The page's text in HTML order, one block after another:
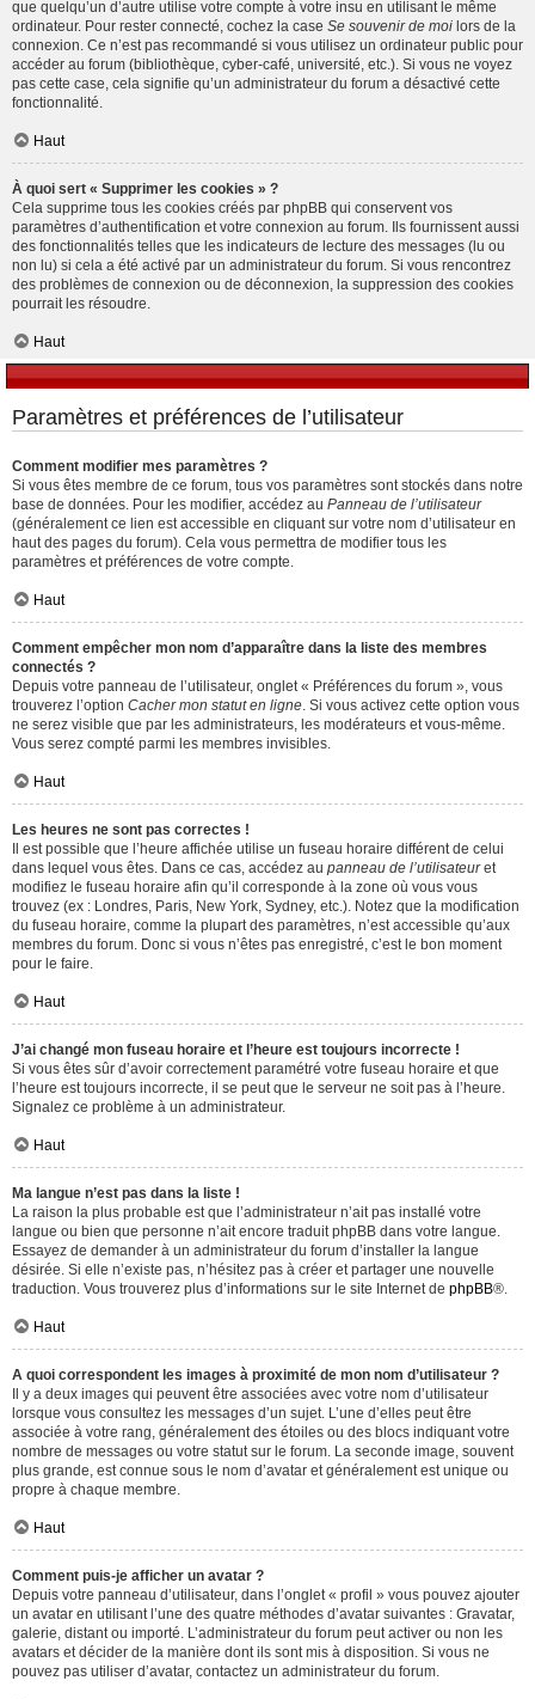
que quelqu’un d’autre utilise votre compte à votre insu en utilisant le même
ordinateur. Pour rester connecté, cochez la case Se souvenir de moi lors de la
connexion. Ce n’est pas recommandé si vous utilisez un ordinateur public pour
accéder au forum (bibliothèque, cyber-café, université, etc.). Si vous ne voyez
pas cette case, cela signifie qu’un administrateur du forum a désactivé cette
fonctionnalité.
Haut
À quoi sert « Supprimer les cookies » ?
Cela supprime tous les cookies créés par phpBB qui conservent vos
paramètres d’authentification et votre connexion au forum. Ils fournissent aussi
des fonctionnalités telles que les indicateurs de lecture des messages (lu ou
non lu) si cela a été activé par un administrateur du forum. Si vous rencontrez
des problèmes de connexion ou de déconnexion, la suppression des cookies
pourrait les résoudre.
Haut
Paramètres et préférences de l’utilisateur
Comment modifier mes paramètres ?
Si vous êtes membre de ce forum, tous vos paramètres sont stockés dans notre
base de données. Pour les modifier, accédez au Panneau de l’utilisateur
(généralement ce lien est accessible en cliquant sur votre nom d’utilisateur en
haut des pages du forum). Cela vous permettra de modifier tous les
paramètres et préférences de votre compte.
Haut
Comment empêcher mon nom d’apparaître dans la liste des membres
connectés ?
Depuis votre panneau de l’utilisateur, onglet « Préférences du forum », vous
trouverez l’option Cacher mon statut en ligne . Si vous activez cette option vous
ne serez visible que par les administrateurs, les modérateurs et vous-même.
Vous serez compté parmi les membres invisibles.
Haut
Les heures ne sont pas correctes !
Il est possible que l’heure affichée utilise un fuseau horaire différent de celui
dans lequel vous êtes. Dans ce cas, accédez au panneau de l’utilisateuret
modifiez le fuseau horaire afin qu’il corresponde à la zone où vous vous
trouvez (ex : Londres, Paris, New York, Sydney, etc.). Notez que la modification
du fuseau horaire, comme la plupart des paramètres, n’est accessible qu’aux
membres du forum. Donc si vous n’êtes pas enregistré, c’est le bon moment
pour le faire.
Haut
J’ai changé mon fuseau horaire et l’heure est toujours incorrecte !
Si vous êtes sûr d’avoir correctement paramétré votre fuseau horaire et que
l’heure est toujours incorrecte, il se peut que le serveur ne soit pas à l’heure.
Signalez ce problème à un administrateur.
Haut
Ma langue n’est pas dans la liste !
La raison la plus probable est que l’administrateur n’ait pas installé votre
langue ou bien que personne n’ait encore traduit phpBB dans votre langue.
Essayez de demander à un administrateur du forum d’installer la langue
désirée. Si elle n’existe pas, n’hésitez pas à créer et partager une nouvelle
traduction. Vous trouverez plus d’informations sur le site Internet de phpBB®.
Haut
A quoi correspondent les images à proximité de mon nom d’utilisateur ?
Il y a deux images qui peuvent être associées avec votre nom d’utilisateur
lorsque vous consultez les messages d’un sujet. L’une d’elles peut être
associée à votre rang, généralement des étoiles ou des blocs indiquant votre
nombre de messages ou votre statut sur le forum. La seconde image, souvent
plus grande, est connue sous le nom d’avatar et généralement est unique ou
propre à chaque membre.
Haut
Comment puis-je afficher un avatar ?
Depuis votre panneau d’utilisateur, dans l’onglet « profil » vous pouvez ajouter
un avatar en utilisant l’une des quatre méthodes d’avatar suivantes : Gravatar,
galerie, distant ou importé. L’administrateur du forum peut activer ou non les
avatars et décider de la manière dont ils sont mis à disposition. Si vous ne
pouvez pas utiliser d’avatar, contactez un administrateur du forum.